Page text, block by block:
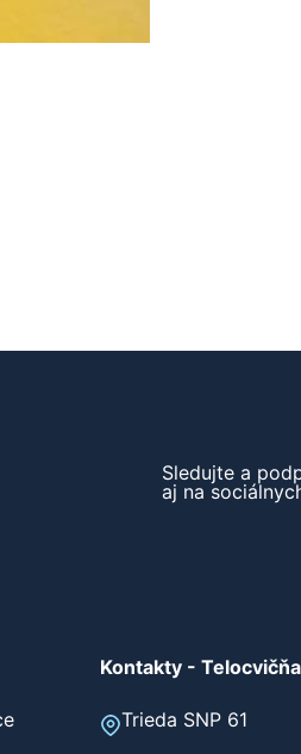
Sledujte a
aj na
Kontakty - Telocvičňa
Trieda SNP 61